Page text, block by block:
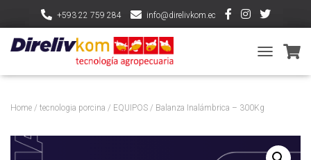
+593 22 759 284 info@direlivkom.ec
O
A
Home / tecnologia porcina / EQUIPOS / Balanza Inalámbrica – 300Kg